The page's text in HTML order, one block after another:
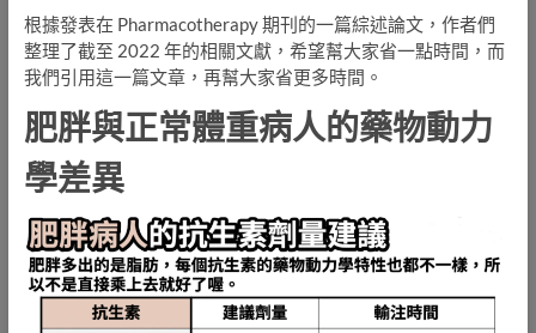
根據發表在 Pharmacotherapy 期刊的一篇綜述論文，作者們
整理了截至 2022 年的相關文獻，希望幫大家省一點時間，而
我們引用這一篇文章，再幫大家省更多時間。
肥胖與正常體重病人的藥物動力
學差異